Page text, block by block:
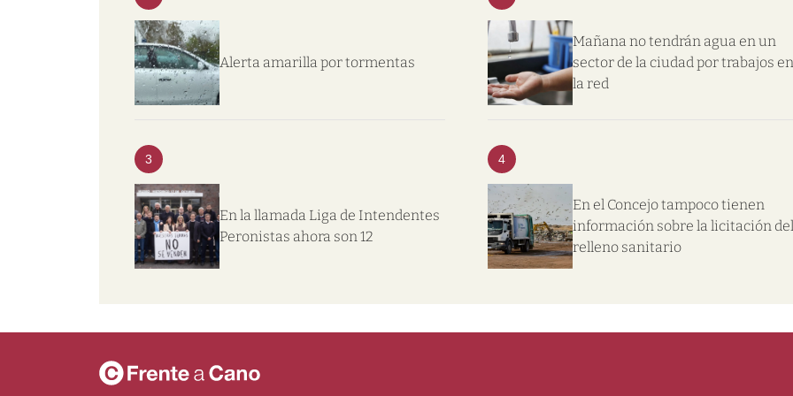
Alerta amarilla por tormentas
Mañana no tendrán agua en un
sector de la ciudad por trabajos en
la red
3
En la llamada Liga de Intendentes
Peronistas ahora son 12
4
En el Concejo tampoco tienen
información sobre la licitación del
relleno sanitario